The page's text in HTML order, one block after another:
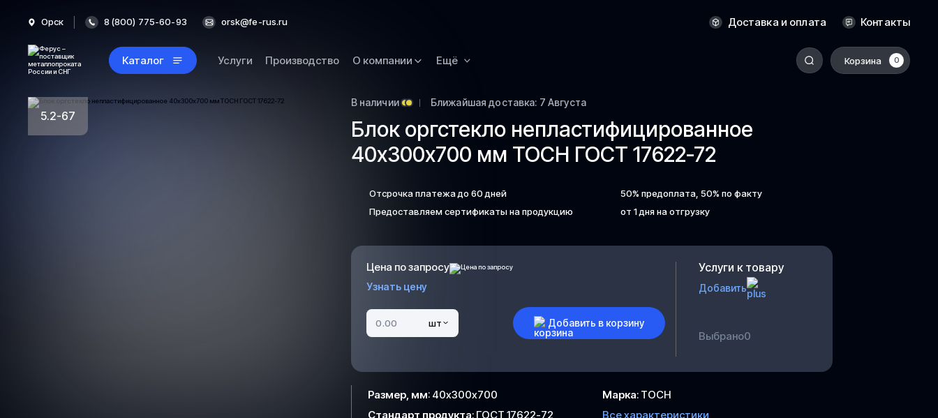
Орск 8 (800) 775-60-93 orsk@fe-rus.ru Доставка и оплата Контакты
Каталог Услуги Производство О компании Ещё Корзина 0
Оренбург
Пермь
Ростов-на-Дону
Рязань
Самара
Саратов
Улан-Удэ
Уссурийск
Чита
Якутск
5.2-67
В наличии Ближайшая доставка: 7 Августа
Блок оргстекло непластифицированное
40х300х700 мм ТОСН ГОСТ 17622-72
Отсрочка платежа до 60 дней
50% предоплата, 50% по факту
Предоставляем сертификаты на продукцию
от 1 дня на отгрузку
Цена по запросу
Узнать цену
шт Добавить в корзину
Услуги к товару
Добавить
Выбрано0
Размер, мм: 40х300х700 Марка: ТОСН
Стандарт продукта: ГОСТ 17622-72 Все характеристики